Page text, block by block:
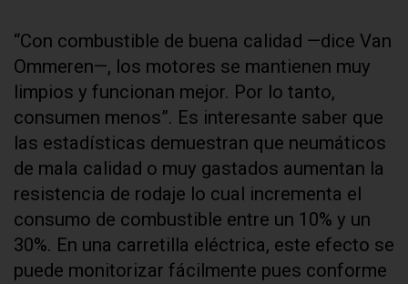
“Con combustible de buena calidad —dice Van
Ommeren—, los motores se mantienen muy
limpios y funcionan mejor. Por lo tanto,
consumen menos”. Es interesante saber que
las estadísticas demuestran que neumáticos
de mala calidad o muy gastados aumentan la
resistencia de rodaje lo cual incrementa el
consumo de combustible entre un 10% y un
30%. En una carretilla eléctrica, este efecto se
puede monitorizar fácilmente pues conforme